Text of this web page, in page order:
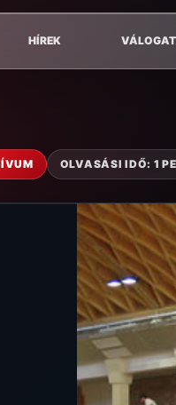
HÍREK
OLVASÁSI IDŐ: 1